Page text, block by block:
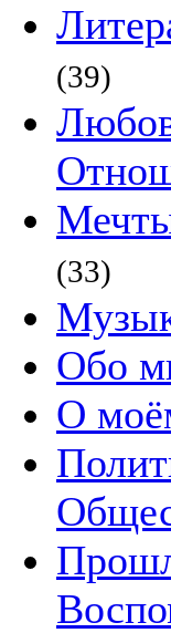
(39)
(33)
Обо
О